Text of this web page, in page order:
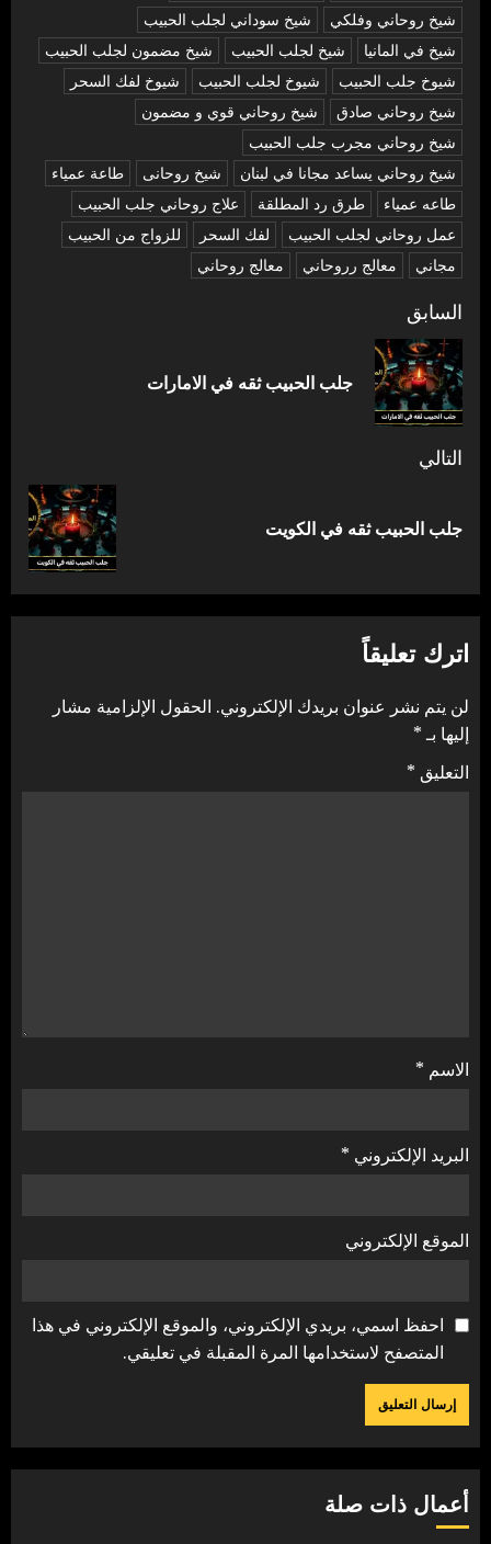
شيخ روحاني وفلكي
شيخ سوداني لجلب الحبيب
شيخ في المانيا
شيخ لجلب الحبيب
شيخ مضمون لجلب الحبيب
شيوخ جلب الحبيب
شيوخ لجلب الحبيب
شيوخ لفك السحر
شیخ روحاني صادق
شیخ روحاني قوي و مضمون
شیخ روحاني مجرب جلب الحبيب
شیخ روحاني يساعد مجانا في لبنان
شیخ روحانی
طاعة عمياء
طاعه عمياء
طرق رد المطلقة
علاج روحاني جلب الحبيب
عمل روحاني لجلب الحبيب
لفك السحر
للزواج من الحبيب
مجاني
معالج رروحاني معالج روحاني
تصفّح
المقالات
السابق
جلب الحبيب ثقه في الامارات
التالي
المقالة
جلب الحبيب ثقه في الكويت
اترك تعليقاً
لن يتم نشر عنوان بريدك الإلكتروني. الحقول الإلزامية مشار
إليها بـ*
التعليق *
الاسم *
البريد الإلكتروني *
الموقع الإلكتروني
احفظ اسمي، بريدي الإلكتروني، والموقع الإلكتروني في هذا
المتصفح لاستخدامها المرة المقبلة في تعليقي.
أعمال ذات صلة